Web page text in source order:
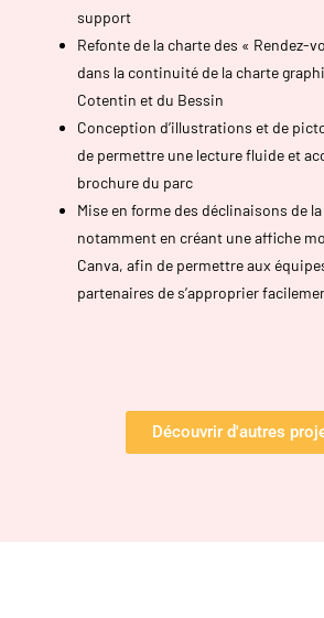
support
Refonte de la charte des « Rendez-
dans la continuité de la charte
Cotentin et du Bessin
Conception d’illustrations et de
de permettre une lecture fluide et
brochure du parc
Mise en forme des déclinaisons de
notamment en créant une affiche
Canva, afin de permettre aux
partenaires de s’approprier
Découvrir d'autres